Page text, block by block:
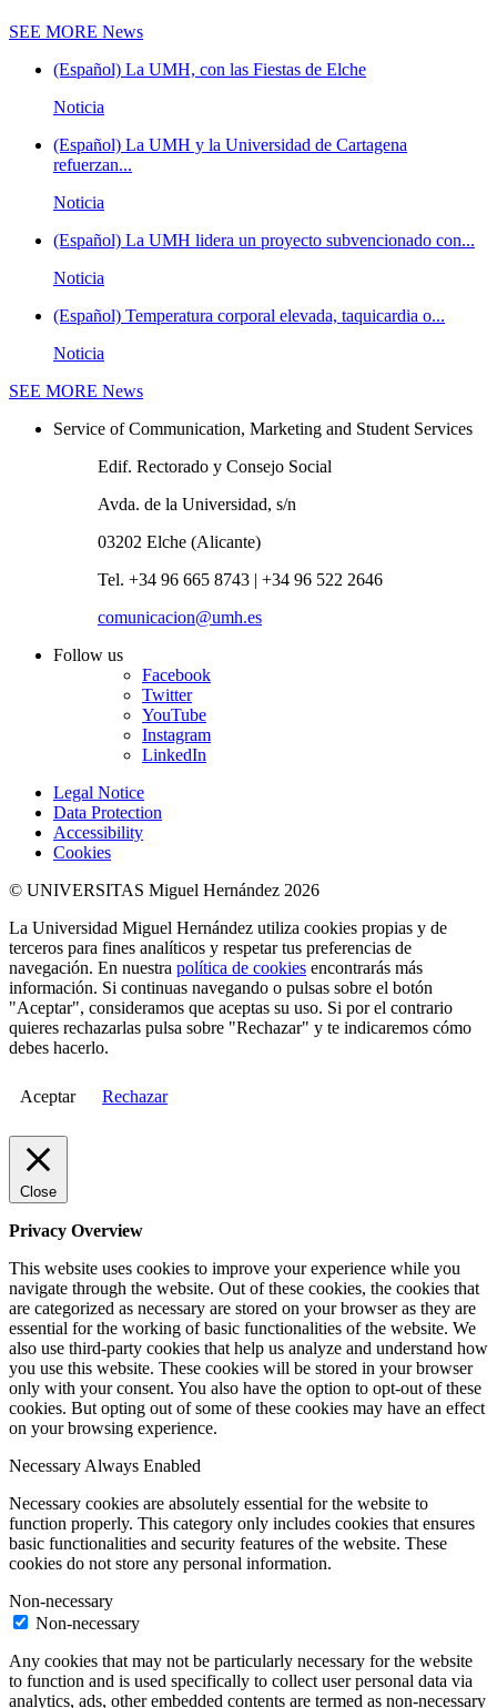
SEE MORE News
(Español) La UMH, con las Fiestas de Elche
Noticia
(Español) La UMH y la Universidad de Cartagena
refuerzan...
Noticia
(Español) La UMH lidera un proyecto subvencionado con...
Noticia
(Español) Temperatura corporal elevada, taquicardia o...
Noticia
SEE MORE News
Service of Communication, Marketing and Student Services
Edif. Rectorado y Consejo Social
Avda. de la Universidad, s/n
03202 Elche (Alicante)
Tel. +34 96 665 8743 | +34 96 522 2646
comunicacion@umh.es
Follow us
Facebook
Twitter
YouTube
Instagram
LinkedIn
Legal Notice
Data Protection
Accessibility
Cookies
© UNIVERSITAS Miguel Hernández 2026
La Universidad Miguel Hernández utiliza cookies propias y de
terceros para fines analíticos y respetar tus preferencias de
navegación. En nuestra política de cookies encontrarás más
información. Si continuas navegando o pulsas sobre el botón
"Aceptar", consideramos que aceptas su uso. Si por el contrario
quieres rechazarlas pulsa sobre "Rechazar" y te indicaremos cómo
debes hacerlo.
Aceptar Rechazar
Close
Privacy Overview
This website uses cookies to improve your experience while you
navigate through the website. Out of these cookies, the cookies that
are categorized as necessary are stored on your browser as they are
essential for the working of basic functionalities of the website. We
also use third-party cookies that help us analyze and understand how
you use this website. These cookies will be stored in your browser
only with your consent. You also have the option to opt-out of these
cookies. But opting out of some of these cookies may have an effect
on your browsing experience.
Necessary Always Enabled
Necessary cookies are absolutely essential for the website to
function properly. This category only includes cookies that ensures
basic functionalities and security features of the website. These
cookies do not store any personal information.
Non-necessary
Non-necessary
Any cookies that may not be particularly necessary for the website
to function and is used specifically to collect user personal data via
analytics, ads, other embedded contents are termed as non-necessary